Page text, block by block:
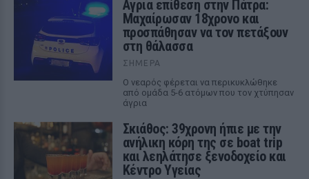
Αγρια επίθεση στην Πάτρα:
Μαχαίρωσαν 18χρονο και
προσπάθησαν να τον πετάξουν
στη θάλασσα
ΣΉΜΕΡΑ
Ο νεαρός φέρεται να περικυκλώθηκε
από ομάδα 5-6 ατόμων που τον χτύπησαν
άγρια
Σκιάθος: 39χρονη ήπιε με την
ανήλικη κόρη της σε boat trip
και λεηλάτησε ξενοδοχείο και
Κέντρο Υγείας